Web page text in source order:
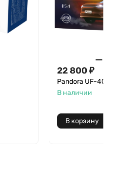
22 800 ₽
Pandora UF-4G BT
В наличии
В корзину